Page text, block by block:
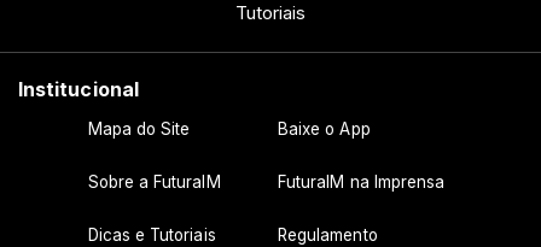
Tutoriais
Institucional
Mapa do Site Baixe o App
Sobre a FuturaIM FuturaIM na Imprensa
Dicas e Tutoriais Regulamento